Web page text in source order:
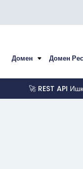
Домен Домен
🚀 REST API